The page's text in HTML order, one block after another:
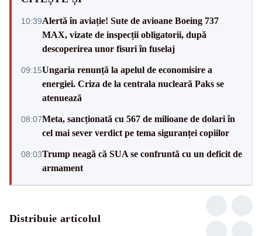
10:39Alertă în aviație! Sute de avioane Boeing 737
MAX, vizate de inspecții obligatorii, după
descoperirea unor fisuri în fuselaj
09:15Ungaria renunță la apelul de economisire a
energiei. Criza de la centrala nucleară Paks se
atenuează
08:07Meta, sancționată cu 567 de milioane de dolari în
cel mai sever verdict pe tema siguranței copiilor
08:03Trump neagă că SUA se confruntă cu un deficit de
armament
Distribuie articolul